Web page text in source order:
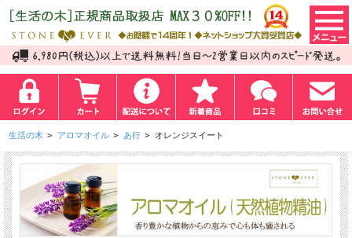
生活の木 > アロマオイル > あ行 > オレンジスイート